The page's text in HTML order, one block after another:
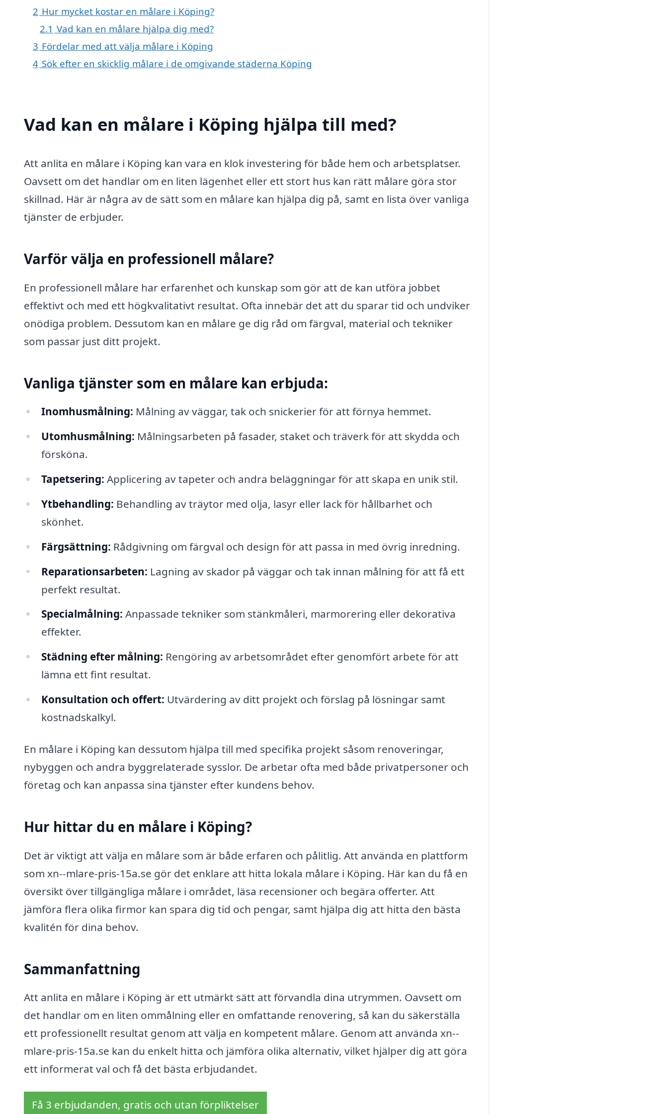
2 Hur mycket kostar en målare i Köping?
2.1 Vad kan en målare hjälpa dig med?
3 Fördelar med att välja målare i Köping
4 Sök efter en skicklig målare i de omgivande städerna Köping
Vad kan en målare i Köping hjälpa till med?
Att anlita en målare i Köping kan vara en klok investering för både hem och arbetsplatser.
Oavsett om det handlar om en liten lägenhet eller ett stort hus kan rätt målare göra stor
skillnad. Här är några av de sätt som en målare kan hjälpa dig på, samt en lista över vanliga
tjänster de erbjuder.
Varför välja en professionell målare?
En professionell målare har erfarenhet och kunskap som gör att de kan utföra jobbet
effektivt och med ett högkvalitativt resultat. Ofta innebär det att du sparar tid och undviker
onödiga problem. Dessutom kan en målare ge dig råd om färgval, material och tekniker
som passar just ditt projekt.
Vanliga tjänster som en målare kan erbjuda:
Inomhusmålning: Målning av väggar, tak och snickerier för att förnya hemmet.
Utomhusmålning: Målningsarbeten på fasader, staket och träverk för att skydda och
försköna.
Tapetsering: Applicering av tapeter och andra beläggningar för att skapa en unik stil.
Ytbehandling: Behandling av träytor med olja, lasyr eller lack för hållbarhet och
skönhet.
Färgsättning: Rådgivning om färgval och design för att passa in med övrig inredning.
Reparationsarbeten: Lagning av skador på väggar och tak innan målning för att få ett
perfekt resultat.
Specialmålning: Anpassade tekniker som stänkmåleri, marmorering eller dekorativa
effekter.
Städning efter målning: Rengöring av arbetsområdet efter genomfört arbete för att
lämna ett fint resultat.
Konsultation och offert: Utvärdering av ditt projekt och förslag på lösningar samt
kostnadskalkyl.
En målare i Köping kan dessutom hjälpa till med specifika projekt såsom renoveringar,
nybyggen och andra byggrelaterade sysslor. De arbetar ofta med både privatpersoner och
företag och kan anpassa sina tjänster efter kundens behov.
Hur hittar du en målare i Köping?
Det är viktigt att välja en målare som är både erfaren och pålitlig. Att använda en plattform
som xn--mlare-pris-15a.se gör det enklare att hitta lokala målare i Köping. Här kan du få en
översikt över tillgängliga målare i området, läsa recensioner och begära offerter. Att
jämföra flera olika firmor kan spara dig tid och pengar, samt hjälpa dig att hitta den bästa
kvalitén för dina behov.
Sammanfattning
Att anlita en målare i Köping är ett utmärkt sätt att förvandla dina utrymmen. Oavsett om
det handlar om en liten ommålning eller en omfattande renovering, så kan du säkerställa
ett professionellt resultat genom att välja en kompetent målare. Genom att använda xn--
mlare-pris-15a.se kan du enkelt hitta och jämföra olika alternativ, vilket hjälper dig att göra
ett informerat val och få det bästa erbjudandet.
Få 3 erbjudanden, gratis och utan förpliktelser